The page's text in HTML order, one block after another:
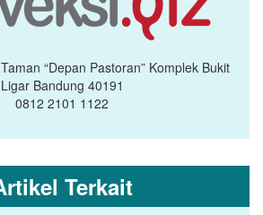
“Depan Pastoran” Komplek Bukit
Ligar Bandung 40191
0812 2101 1122
Terkait